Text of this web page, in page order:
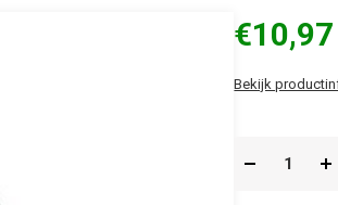
€10,97
Bekijk